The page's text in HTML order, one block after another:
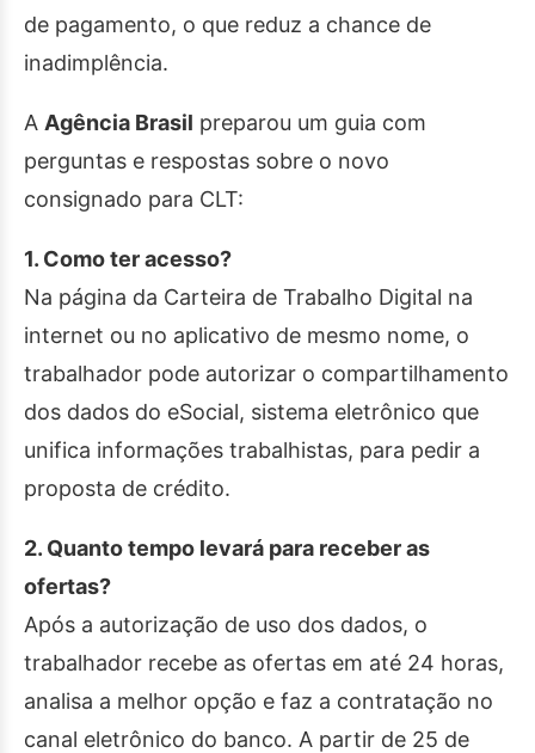
de pagamento, o que reduz a chance de
inadimplência.
A Agência Brasil preparou um guia com
perguntas e respostas sobre o novo
consignado para CLT:
1. Como ter acesso?
Na página da Carteira de Trabalho Digital na
internet ou no aplicativo de mesmo nome, o
trabalhador pode autorizar o compartilhamento
dos dados do eSocial, sistema eletrônico que
unifica informações trabalhistas, para pedir a
proposta de crédito.
2. Quanto tempo levará para receber as
ofertas?
Após a autorização de uso dos dados, o
trabalhador recebe as ofertas em até 24 horas,
analisa a melhor opção e faz a contratação no
canal eletrônico do banco. A partir de 25 de